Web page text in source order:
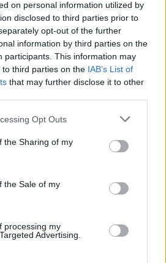
on personal information utilized by
disclosed to third parties prior to
opt-out of the further
information by third parties on the
participants. This information may
third parties on the IAB’s List of
that may further disclose it to other
Opt Outs
the Sharing of my
the Sale of my
processing my
Advertising.